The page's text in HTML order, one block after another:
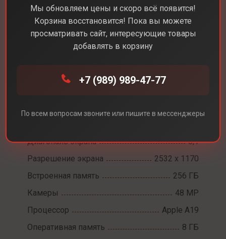
Apple iPhone 17e
Диагональ экрана
6,1
Разрешение экрана
2532 x 1170
Встроенная память
256 ГБ
Камеры
48 MP
Процессор
Apple A19
Оперативная память
8 ГБ
Мы обновляем цены и скоро всё появится!
Корзина восстановится! Пока вы можете
просматривать сайт, интересующие товары
добавлять в корзину
+7 (989) 989-47-77
По всем вопросам звоните или пишите в мессенджеры